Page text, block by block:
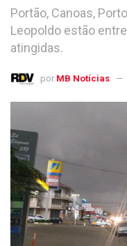
Portão, Canoas,
Leopoldo estão
atingidas.
por MB Notícias